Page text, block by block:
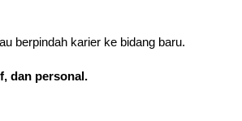
berpindah karier ke bidang baru.
dan personal.